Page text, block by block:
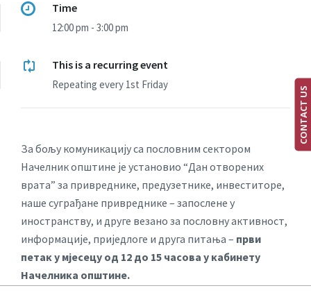
Time
12:00 pm - 3:00 pm
This is a recurring event
Repeating every 1st Friday
За бољу комуникацију са пословним сектором
Начелник општине је установио “Дан отворених
врата” за привреднике, предузетнике, инвеститоре,
наше суграђане привреднике – запослене у
иностранству, и друге везано за пословну активност,
информације, приједлоге и друга питања – први
петак у мјесецу од 12 до 15 часова у кабинету
Начелника општине.
CONTACT US